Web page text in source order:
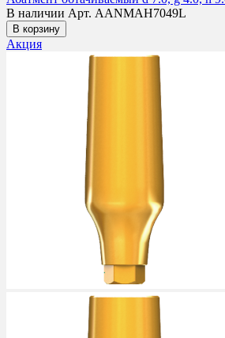
В наличии Арт. AANMAH7049L
В корзину
Акция